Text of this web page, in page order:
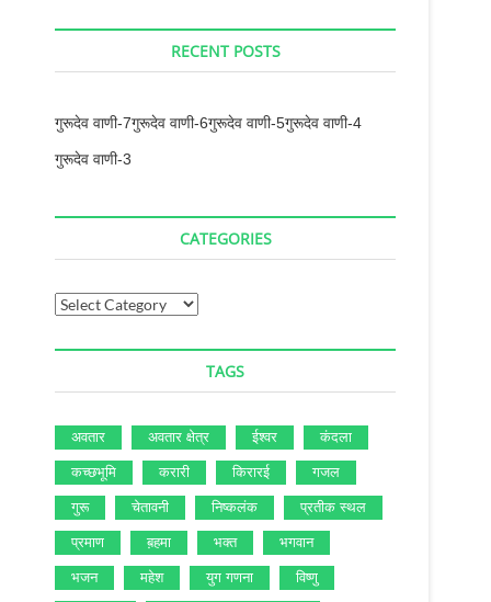
RECENT POSTS
गुरूदेव वाणी-7गुरूदेव वाणी-6गुरूदेव वाणी-5गुरूदेव वाणी-4
गुरूदेव वाणी-3
CATEGORIES
Categories
TAGS
अवतार अवतार क्षेत्र ईश्‍वर कंदला
कच्‍छभूमि करारी किरारई गजल
गुरू चेतावनी निष्‍कलंक प्रतीक स्‍थल
प्रमाण ब़हमा भक्‍त भगवान
भजन महेश युग गणना विष्‍णु